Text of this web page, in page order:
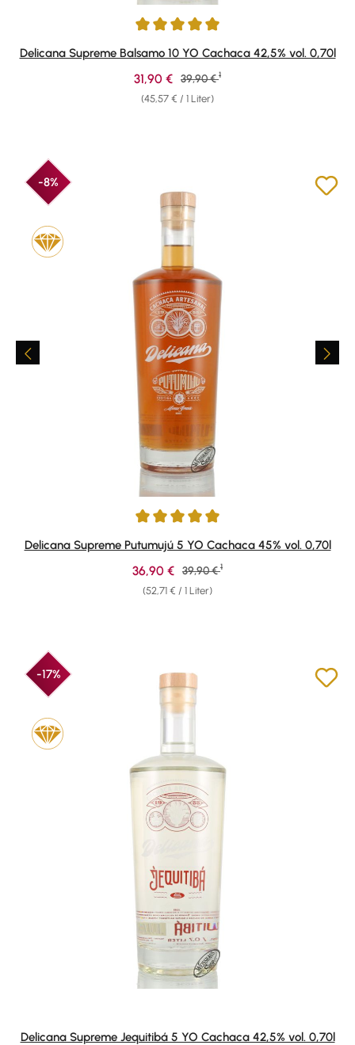
Durchschnittliche Bewertung von 5 von 5 Sternen
Delicana Supreme Balsamo 10 YO Cachaca 42,5% vol. 0,70l
(45,57 € / 1 Liter)
Verkaufspreis:
31,90 € Regulärer Preis:
39,90 € 1
-8%
Durchschnittliche Bewertung von 5 von 5 Sternen
Delicana Supreme Putumujú 5 YO Cachaca 45% vol. 0,70l
(52,71 € / 1 Liter)
Verkaufspreis:
36,90 € Regulärer Preis:
39,90 € 1
-17%
Delicana Supreme Jequitibá 5 YO Cachaca 42,5% vol. 0,70l